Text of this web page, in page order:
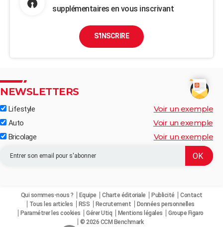
supplémentaires en vous inscrivant
S'INSCRIRE
NEWSLETTERS
Lifestyle Voir un exemple
Auto Voir un exemple
Bricolage Voir un exemple
Qui sommes-nous ? Equipe Charte éditoriale Publicité
Contact
Tous les articles
RSS Recrutement
Données personnelles
Paramétrer les cookies
Gérer Utiq Mentions légales
Groupe Figaro
© 2026 CCM Benchmark